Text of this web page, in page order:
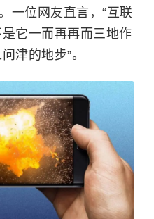
一位网友直言，“互联
它一而再再而三地作
津的地步”。